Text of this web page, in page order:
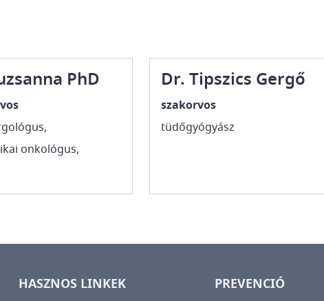
PhD
onkológus,
Dr. Tipszics Gergő
szakorvos
tüdőgyógyász
HASZNOS LINKEK PREVENCIÓ